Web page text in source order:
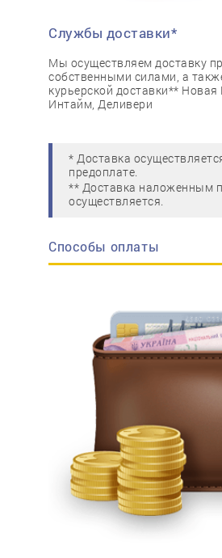
Службы доставки*
Мы осуществляем доставку
собственными силами, а
курьерской доставки** Новая
Интайм, Деливери
* Доставка
предоплате.
** Доставка наложенным
осуществляется.
Способы оплаты